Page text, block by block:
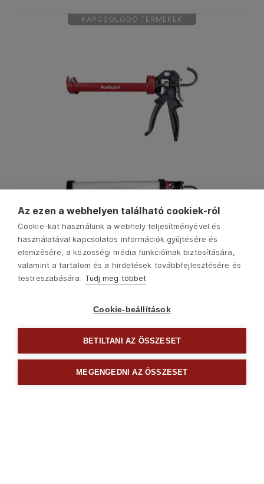
KAPCSOLÓDÓ TERMÉKEK
Az ezen a webhelyen található cookiek-ról
Cookie-kat használunk a webhely teljesítményével és
használatával kapcsolatos információk gyűjtésére és
elemzésére, a közösségi média funkcióinak biztosítására,
valamint a tartalom és a hirdetések továbbfejlesztésére és
testreszabására. Tudj meg többet
Cookie-beállítások
BETILTANI AZ ÖSSZESET
MEGENGEDNI AZ ÖSSZESET